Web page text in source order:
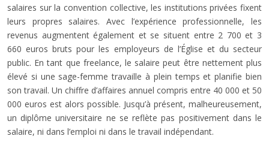
salaires sur la convention collective, les institutions privées fixent
leurs propres salaires. Avec l’expérience professionnelle, les
revenus augmentent également et se situent entre 2 700 et 3
660 euros bruts pour les employeurs de l’Église et du secteur
public. En tant que freelance, le salaire peut être nettement plus
élevé si une sage-femme travaille à plein temps et planifie bien
son travail. Un chiffre d’affaires annuel compris entre 40 000 et 50
000 euros est alors possible. Jusqu’à présent, malheureusement,
un diplôme universitaire ne se reflète pas positivement dans le
salaire, ni dans l’emploi ni dans le travail indépendant.